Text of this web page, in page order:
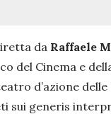
da Raffaele
del Cinema e
d’azione delle
sui generis